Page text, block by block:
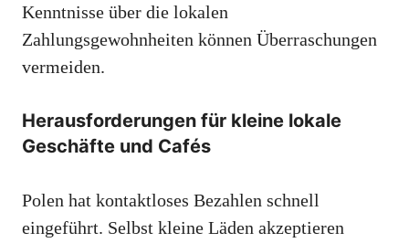
Kenntnisse über die lokalen
Zahlungsgewohnheiten können Überraschungen
vermeiden.
Herausforderungen für kleine lokale
Geschäfte und Cafés
Polen hat kontaktloses Bezahlen schnell
eingeführt. Selbst kleine Läden akzeptieren